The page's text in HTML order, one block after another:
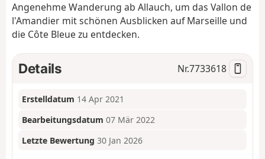
g
a
o
n
Angenehme Wanderung ab Allauch, um das Vallon de
l'Amandier mit schönen Ausblicken auf Marseille und
die Côte Bleue zu entdecken.
Details Nr.7733618
Erstelldatum 14 Apr 2021
Bearbeitungsdatum 07 Mär 2022
Letzte Bewertung 30 Jan 2026